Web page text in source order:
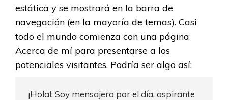
estática y se mostrará en la barra de
navegación (en la mayoría de temas). Casi
todo el mundo comienza con una página
Acerca de mí para presentarse a los
potenciales visitantes. Podría ser algo así:
¡Hola!: Soy mensajero por el día, aspirante